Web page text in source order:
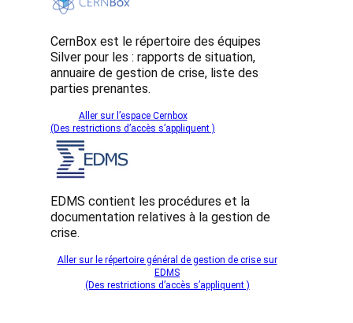
CernBox est le répertoire des équipes
Silver pour les : rapports de situation,
annuaire de gestion de crise, liste des
parties prenantes.
Aller sur l’espace Cernbox
(Des restrictions d’accès s’appliquent )
EDMS contient les procédures et la
documentation relatives à la gestion de
crise.
Aller sur le répertoire général de gestion de crise sur
EDMS
(Des restrictions d’accès s’appliquent )